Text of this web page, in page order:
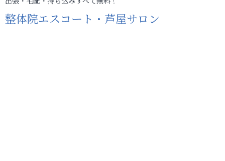
整体院エスコート・芦屋サロン